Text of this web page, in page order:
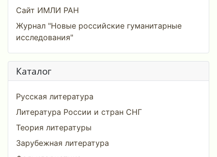
Сайт ИМЛИ РАН
Журнал "Новые российские гуманитарные
исследования"
Каталог
Русская литература
Литература России и стран СНГ
Теория литературы
Зарубежная литература